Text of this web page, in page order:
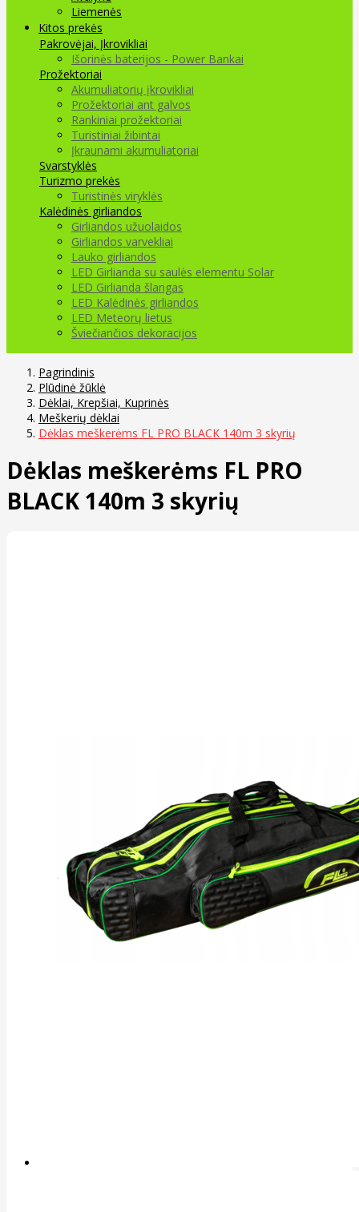
Liemenės
Kitos prekės
Pakrovėjai, Įkrovikliai
Išorinės baterijos - Power Bankai
Prožektoriai
Akumuliatorių įkrovikliai
Prožektoriai ant galvos
Rankiniai prožektoriai
Turistiniai žibintai
Įkraunami akumuliatoriai
Svarstyklės
Turizmo prekės
Turistinės viryklės
Kalėdinės girliandos
Girliandos užuolaidos
Girliandos varvekliai
Lauko girliandos
LED Girlianda su saulės elementu Solar
LED Girlianda šlangas
LED Kalėdinės girliandos
LED Meteorų lietus
Šviečiančios dekoracijos
Pagrindinis
Plūdinė žūklė
Dėklai, Krepšiai, Kuprinės
Meškerių dėklai
Dėklas meškerėms FL PRO BLACK 140m 3 skyrių
Dėklas meškerėms FL PRO
BLACK 140m 3 skyrių